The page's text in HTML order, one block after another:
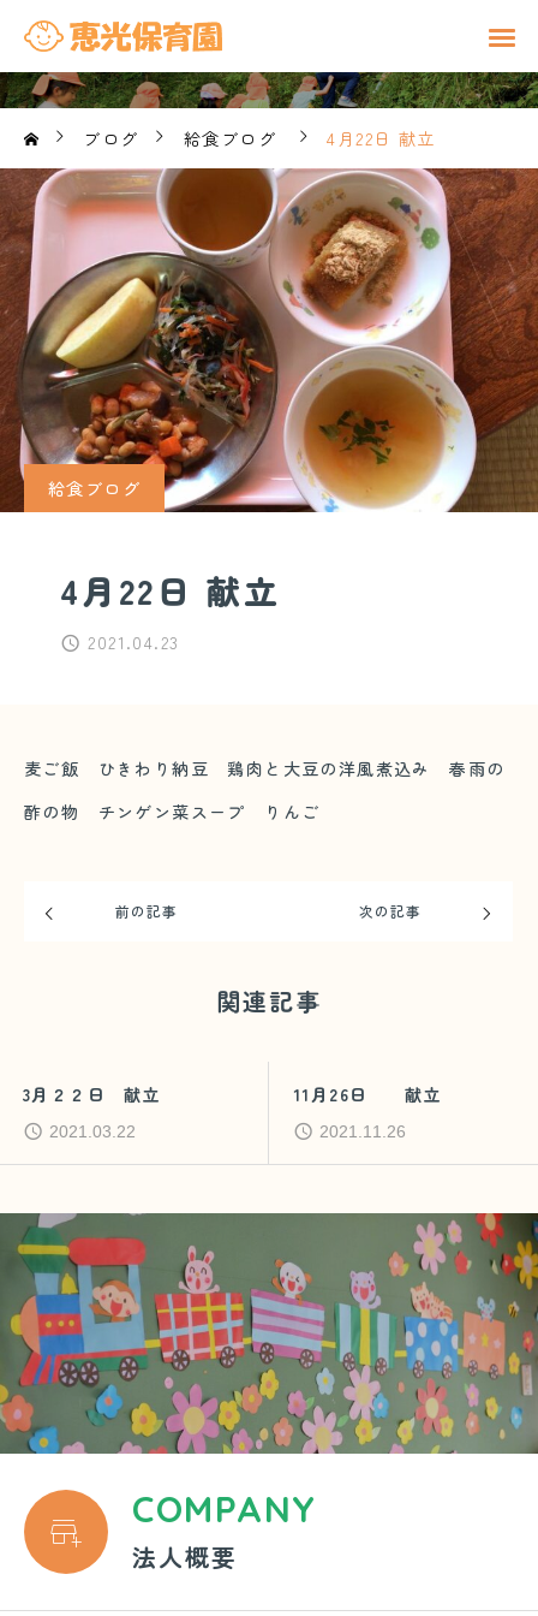
ブログ 給食ブログ 4月22日 献立
給食ブログ
4月22日 献立
2021.04.23
麦ご飯 ひきわり納豆 鶏肉と大豆の洋風煮込み 春雨の
酢の物 チンゲン菜スープ りんご
前の記事 次の記事
関連記事
3月２２日 献立
2021.03.22
11月26日 献立
2021.11.26
 COMPANY
法人概要